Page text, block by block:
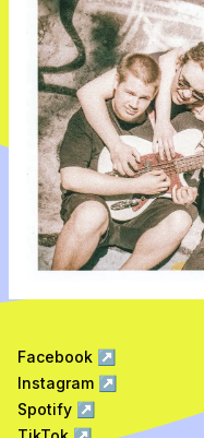
Facebook ↗
Instagram ↗
Spotify ↗